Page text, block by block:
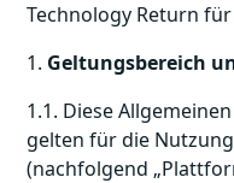
Technology Return für
1. Geltungsbereich
1.1. Diese
gelten für die
(nachfolgend